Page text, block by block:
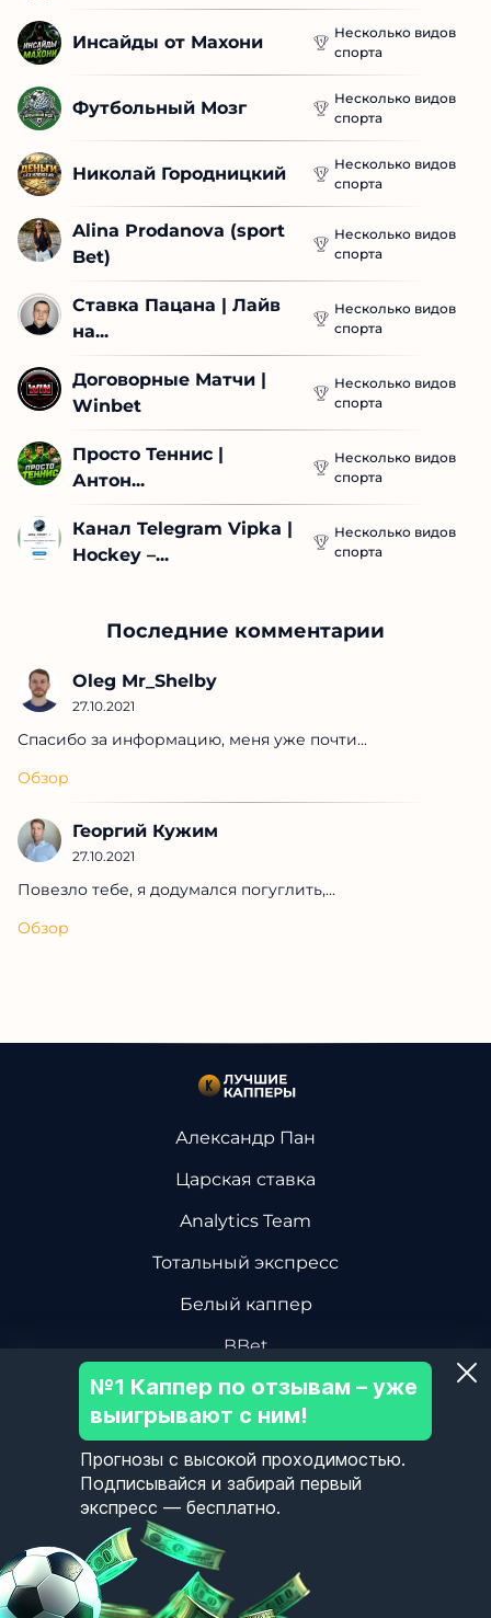
Инсайды от Махони
Несколько видов
спорта
Футбольный Мозг
Несколько видов
спорта
Николай Городницкий
Несколько видов
спорта
Alina Prodanova (sport
Bet)
Несколько видов
спорта
Ставка Пацана | Лайв
на...
Несколько видов
спорта
Договорные Матчи |
Winbet
Несколько видов
спорта
Просто Теннис |
Антон...
Несколько видов
спорта
Канал Telegram Vipka |
Hockey –...
Несколько видов
спорта
Последние комментарии
Oleg Mr_Shelby
27.10.2021
Спасибо за информацию, меня уже почти...
Обзор
Георгий Кужим
27.10.2021
Повезло тебе, я додумался погуглить,...
Обзор
Александр Пан
Царская ставка
Analytics Team
Тотальный экспресс
Белый каппер
BBet
Василий Винокуров
Дмитрий Ревизор БК
Центр Хоккейной Аналитики
Олег Соловьев
Пользовательское Соглашение
Политика Конфиденциальности
Контакты
№1 Каппер по отзывам – уже
выигрывают с ним!
Прогнозы с высокой проходимостью.
Подписывайся и забирай первый
экспресс — бесплатно.